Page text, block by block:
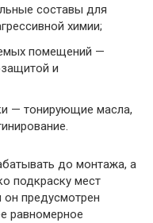
составы для
химии;
помещений —
и
— тонирующие масла,
до монтажа, а
подкраску мест
предусмотрен
равномерное